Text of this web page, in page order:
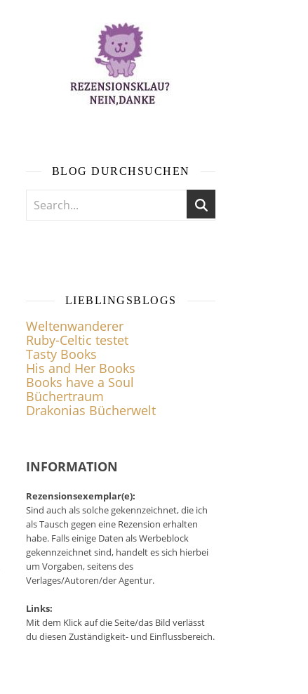
BLOG DURCHSUCHEN
LIEBLINGSBLOGS
Weltenwanderer
Ruby-Celtic testet
Tasty Books
His and Her Books
Books have a Soul
Büchertraum
Drakonias Bücherwelt
INFORMATION
Rezensionsexemplar(e):
Sind auch als solche gekennzeichnet, die ich
als Tausch gegen eine Rezension erhalten
habe. Falls einige Daten als Werbeblock
gekennzeichnet sind, handelt es sich hierbei
um Vorgaben, seitens des
Verlages/Autoren/der Agentur.
Links:
Mit dem Klick auf die Seite/das Bild verlässt
du diesen Zuständigkeit- und Einflussbereich.